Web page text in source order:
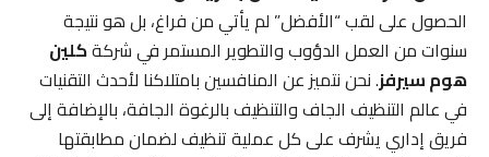
الحصول على لقب “الأفضل” لم يأتي من فراغ، بل هو نتيجة
سنوات من العمل الدؤوب والتطوير المستمر في شركةكلين
هوم سيرفز. نحن نتميز عن المنافسين بامتلاكنا لأحدث التقنيات
في عالم التنظيف الجاف والتنظيف بالرغوة الجافة، بالإضافة إلى
فريق إداري يشرف على كل عملية تنظيف لضمان مطابقتها